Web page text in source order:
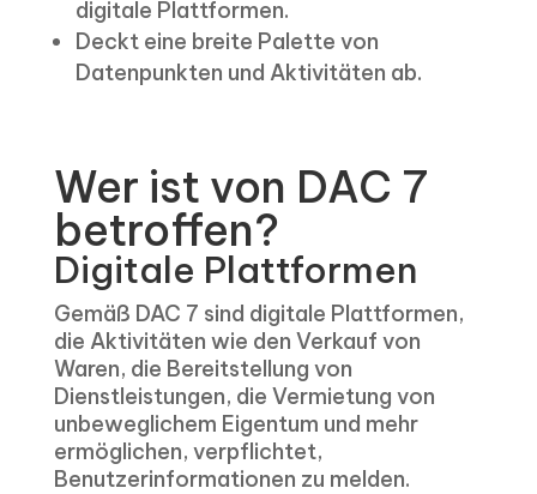
digitale Plattformen.
Deckt eine breite Palette von
Datenpunkten und Aktivitäten ab.
Wer ist von DAC 7
betroffen?
Digitale Plattformen
Gemäß DAC 7 sind digitale Plattformen,
die Aktivitäten wie den Verkauf von
Waren, die Bereitstellung von
Dienstleistungen, die Vermietung von
unbeweglichem Eigentum und mehr
ermöglichen, verpflichtet,
Benutzerinformationen zu melden.